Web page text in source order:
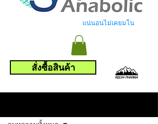
แน่นอนไม่เคยมโน
สั่งซื้อสินค้า